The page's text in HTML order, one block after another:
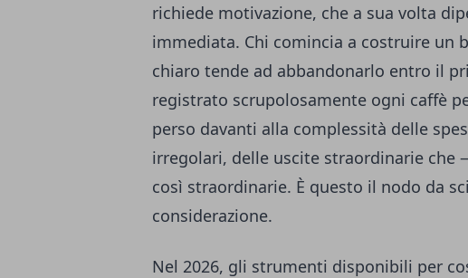
richiede motivazione, che a sua volta
immediata. Chi comincia a costruire un
chiaro tende ad abbandonarlo entro il
registrato scrupolosamente ogni caffè
perso davanti alla complessità delle
irregolari, delle uscite straordinarie
così straordinarie. È questo il nodo da
considerazione.
Nel 2026, gli strumenti disponibili per